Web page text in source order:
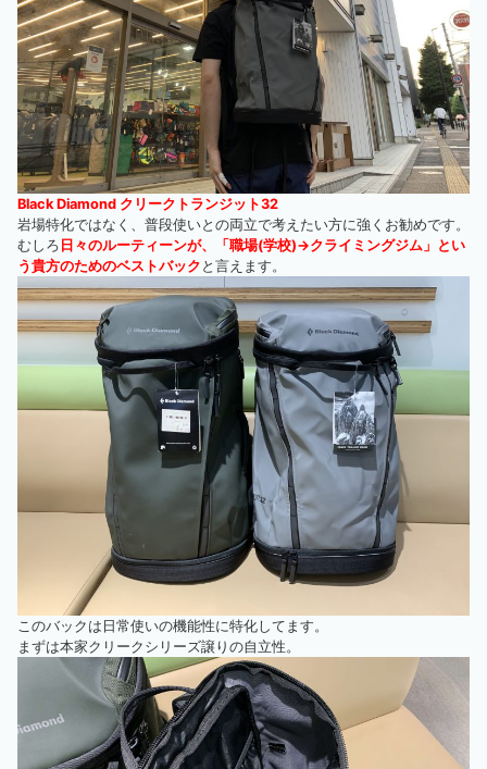
Black Diamond クリークトランジット32
岩場特化ではなく、普段使いとの両立で考えたい方に強くお勧めです。
むしろ 日々のルーティーンが、「職場(学校)→クライミングジム」とい
う貴方のためのベストバック と言えます。
このバックは日常使いの機能性に特化してます。
まずは本家クリークシリーズ譲りの自立性。